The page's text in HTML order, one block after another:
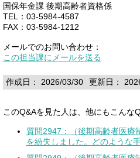
国保年金課 後期高齢者資格係
TEL：03-5984-4587
FAX：03-5984-1212
メールでのお問い合わせ：
この担当課にメールを送る
作成日： 2026/03/30 更新日：
このQ&Aを見た人は、他にもこんな
質問2947：（後期高齢者医療
を紛失しました。どのような